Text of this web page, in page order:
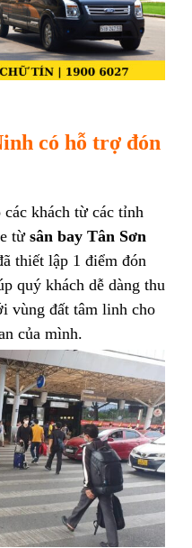
có hỗ trợ đón
khách từ các tỉnh
từ sân bay Tân Sơn
thiết lập 1 điểm đón
quý khách dễ dàng thu
vùng đất tâm linh cho
của mình.